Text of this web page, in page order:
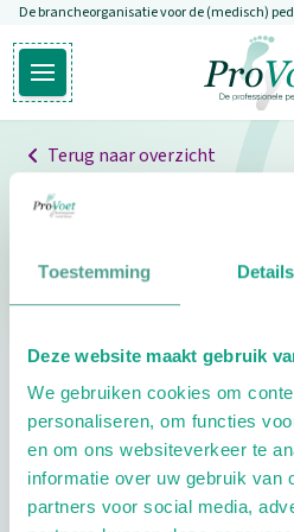
Toestemming Details
Deze website maakt gebruik
We gebruiken cookies om
personaliseren, om functies
en om ons websiteverkeer te
informatie over uw gebruik van
partners voor social media,
Overslaan en naar de inhoud gaan
De brancheorganisatie voor de (medisch)
Open hoofdmenu
Ga naar
Terug naar overzicht
Professionals
Pedicure niet
pedicure.